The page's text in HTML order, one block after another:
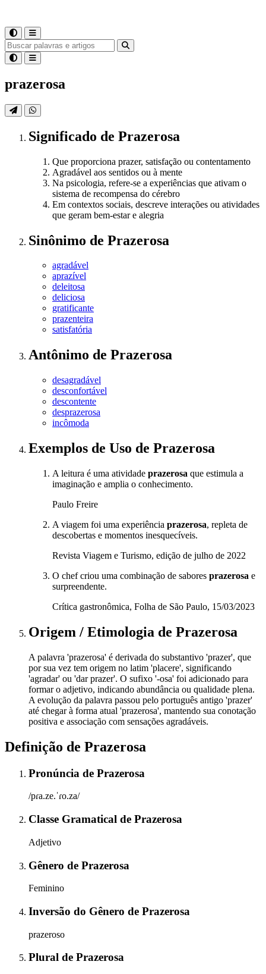
prazerosa
Significado de Prazerosa
Que proporciona prazer, satisfação ou contentamento
Agradável aos sentidos ou à mente
Na psicologia, refere-se a experiências que ativam o
sistema de recompensa do cérebro
Em contextos sociais, descreve interações ou atividades
que geram bem-estar e alegria
Sinônimo de Prazerosa
agradável
aprazível
deleitosa
deliciosa
gratificante
prazenteira
satisfatória
Antônimo de Prazerosa
desagradável
desconfortável
descontente
desprazerosa
incômoda
Exemplos de Uso de Prazerosa
A leitura é uma atividade prazerosa que estimula a
imaginação e amplia o conhecimento.
Paulo Freire
A viagem foi uma experiência prazerosa, repleta de
descobertas e momentos inesquecíveis.
Revista Viagem e Turismo, edição de julho de 2022
O chef criou uma combinação de sabores prazerosa e
surpreendente.
Crítica gastronômica, Folha de São Paulo, 15/03/2023
Origem / Etimologia de Prazerosa
A palavra 'prazerosa' é derivada do substantivo 'prazer', que
por sua vez tem origem no latim 'placere', significando
'agradar' ou 'dar prazer'. O sufixo '-osa' foi adicionado para
formar o adjetivo, indicando abundância ou qualidade plena.
A evolução da palavra passou pelo português antigo 'prazer'
até chegar à forma atual 'prazerosa', mantendo sua conotação
positiva e associação com sensações agradáveis.
Definição de Prazerosa
Pronúncia de Prazerosa
/pɾa.ze.ˈɾo.za/
Classe Gramatical de Prazerosa
Adjetivo
Gênero de Prazerosa
Feminino
Inversão do Gênero de Prazerosa
prazeroso
Plural de Prazerosa